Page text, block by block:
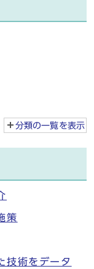
分類の一覧を表示
策
技術をデータ